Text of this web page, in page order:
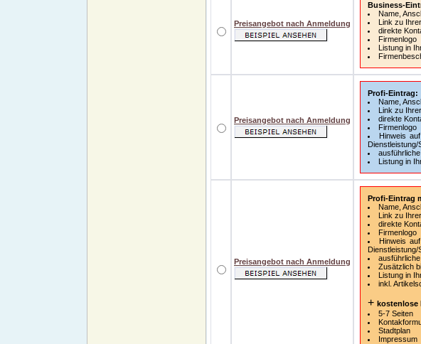
Preisangebot nach Anmeldung
Business-
Name,
Link zu
direkte
Firmenlogo
Listung in
Preisangebot nach Anmeldung
Profi-Eintrag:
Name,
Link zu
direkte
Firmenlogo
Hinweis
Dienstleistung/
Listung in
Preisangebot nach Anmeldung
Profi-Eintrag
Name,
Link zu
direkte
Firmenlogo
Hinweis
Dienstleistung/
Zusätzlich
Listung in
inkl.
+ kostenlose
5-7 Seiten
Stadtplan
Impressum